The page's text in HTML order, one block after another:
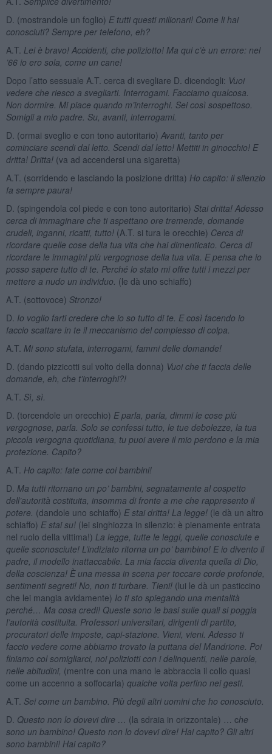
D. (mostrandole un foglio) E tutti questi milionari! Come li hai
conosciuti? Sempre per telefono, eh?
A.T. Lei è bravo! Accidenti, che poliziotto! Ma qui c’è un errore: nel
’66 io ero sola, come un cane!
Dopo l’atto sessuale A.T. cerca di svegliare D. dicendogli: Vuoi
vedere che riesco a svegliarti. Interrogami. Facciamo qualcosa.
Non dormire. Mi piace quando m’interroghi. Sei così sospettoso.
Somigli a mio padre. Su, avanti, interrogami.
D. (ormai sveglio e con tono autoritario) Avanti, tanto per
cominciare scendi dal letto. Scendi dal letto! Mettiti in ginocchio! E
dritta! Dritta! (va ad accendersi una sigaretta)
A.T. (sorridendo e lasciando la posizione dritta) Ho capito: il silenzio
fa sempre paura!
D. (spingendola col piede e con tono autoritario) Stai dritta! Adesso
cerca di immaginare che ti aspettano ore tremende, domande
crudeli, inganni, ricatti, tutto! (A.T. si tura le orecchie) Cerca di
ricordare quelle cose della tua vita che hai dimenticato. Cerca di
ricordare le immagini più vergognose della tua vita. E pensa che io
posso sapere tutto di te. Perché lo stato mi offre tutti i mezzi per
mettere a nudo un individuo. (le dà uno schiaffo)
A.T. (sottovoce) Stronzo!
D. Io voglio farti credere che io so tutto di te. E così facendo io
faccio scattare in te il meccanismo del complesso di colpa.
A.T. Mi sono stufata, interrogami, fammi delle domande!
D. (dando pizzicotti sul volto della donna) Vuoi che ti faccia delle
domande, eh, che t’interroghi?!
A.T. Sì, sì.
D. (torcendole un orecchio) E parla, parla, dimmi le cose più
vergognose, parla. Solo se confessi tutto, le tue debolezze, la tua
piccola vergogna quotidiana, tu puoi avere il mio perdono e la mia
protezione. Capito?
A.T. Ho capito: fate come coi bambini!
D. Ma tutti ritornano un po’ bambini, segnatamente al cospetto
dell’autorità costituita, insomma di fronte a me che rappresento il
potere. (dandole uno schiaffo) E stai dritta! La legge! (le dà un altro
schiaffo) E stai su! (lei singhiozza in silenzio: è pienamente entrata
nel ruolo della vittima!) La legge, tutte le leggi, quelle conosciute e
quelle sconosciute! L’indiziato ritorna un po’ bambino! E io divento il
padre, il modello inattaccabile. La mia faccia diventa quella di Dio,
della coscienza! È una messa in scena per toccare corde profonde,
sentimenti segreti! No, non ti turbare. Tieni! (lui le dà un pasticcino
che lei mangia avidamente) Io ti sto spiegando una mentalità
perché… Ma cosa credi! Queste sono le basi sulle quali si poggia
l’autorità costituita. Professori universitari, dirigenti di partito,
procuratori delle imposte, capi-stazione. Vieni, vieni. Adesso ti
faccio vedere come abbiamo trovato la puttana del Mandrione. Poi
finiamo col somigliarci, noi poliziotti con i delinquenti, nelle parole,
nelle abitudini, (mentre con una mano le abbraccia il collo quasi
come un accenno a soffocarla) qualche volta perfino nei gesti.
A.T. Sei come un bambino. Più degli altri uomini che ho conosciuto.
D. Questo non lo dovevi dire … (la sdraia in orizzontale) … che
sono un bambino! Questo non lo dovevi dire! Hai capito? Gli altri
sono bambini! Hai capito?